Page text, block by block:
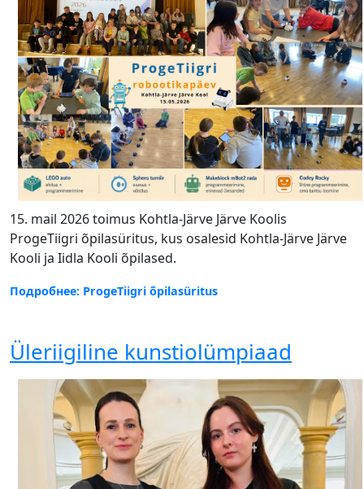
15. mail 2026 toimus Kohtla-Järve Järve Koolis
ProgeTiigri õpilasüritus, kus osalesid Kohtla-Järve Järve
Kooli ja Iidla Kooli õpilased.
Подробнее: ProgeTiigri õpilasüritus
Üleriigiline kunstiolümpiaad